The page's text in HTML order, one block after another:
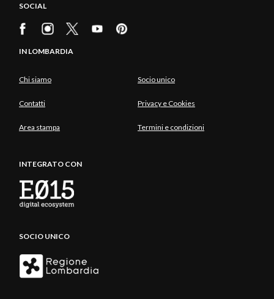
SOCIAL
IN LOMBARDIA
Chi siamo Socio unico
Contatti Privacy e Cookies
Area stampa Termini e condizioni
INTEGRATO CON
SOCIO UNICO